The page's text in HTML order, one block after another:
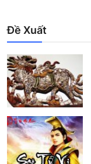
Đề Xuất